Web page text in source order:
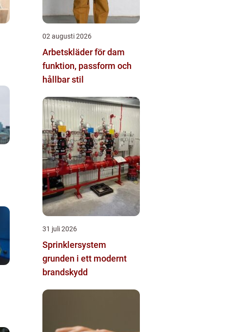
02 augusti 2026
Arbetskläder för dam
funktion, passform och
hållbar stil
31 juli 2026
Sprinklersystem
grunden i ett modernt
brandskydd